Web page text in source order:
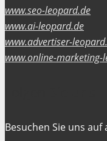
www.seo-leopard.de
www.ai-leopard.de
www.advertiser-
www.online-marketing-
Besuchen Sie uns